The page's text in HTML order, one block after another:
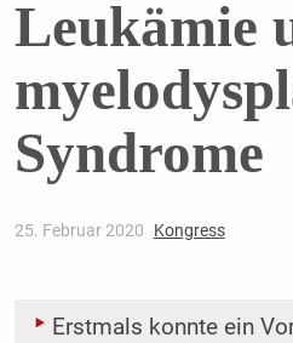
Leukämie
Syndrome
25. Februar 2020 Kongress
Erstmals konnte ein